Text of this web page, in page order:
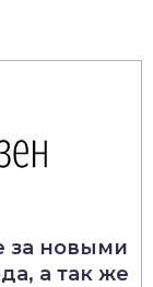
за новыми
а так же